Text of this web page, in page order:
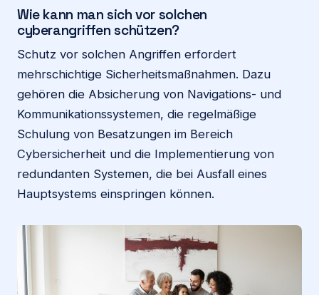
Wie kann man sich vor solchen
cyberangriffen schützen?
Schutz vor solchen Angriffen erfordert
mehrschichtige Sicherheitsmaßnahmen. Dazu
gehören die Absicherung von Navigations- und
Kommunikationssystemen, die regelmäßige
Schulung von Besatzungen im Bereich
Cybersicherheit und die Implementierung von
redundanten Systemen, die bei Ausfall eines
Hauptsystems einspringen können.